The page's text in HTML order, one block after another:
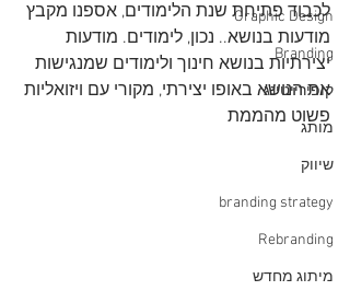
Graphic Design
Branding
קופירייטינג
מותג
שיווק
branding strategy
Rebranding
מיתוג מחדש
לכבוד פתיחת שנת הלימודים, אספנו מקבץ
מודעות בנושא.. נכון, לימודים. מודעות
יצירתיות בנושא חינוך ולימודים שמנגישות
את הנושא באופו יצירתי, מקורי עם ויזואליות
פשוט מהממת